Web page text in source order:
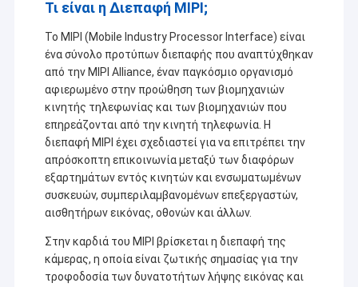
Τι είναι η Διεπαφή MIPI;
Το MIPI (Mobile Industry Processor Interface) είναι
ένα σύνολο προτύπων διεπαφής που αναπτύχθηκαν
από την MIPI Alliance, έναν παγκόσμιο οργανισμό
αφιερωμένο στην προώθηση των βιομηχανιών
κινητής τηλεφωνίας και των βιομηχανιών που
επηρεάζονται από την κινητή τηλεφωνία. Η
διεπαφή MIPI έχει σχεδιαστεί για να επιτρέπει την
απρόσκοπτη επικοινωνία μεταξύ των διαφόρων
εξαρτημάτων εντός κινητών και ενσωματωμένων
συσκευών, συμπεριλαμβανομένων επεξεργαστών,
αισθητήρων εικόνας, οθονών και άλλων.
Στην καρδιά του MIPI βρίσκεται η διεπαφή της
κάμερας, η οποία είναι ζωτικής σημασίας για την
τροφοδοσία των δυνατοτήτων λήψης εικόνας και